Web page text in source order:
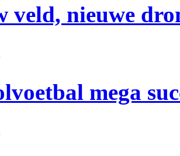
veld, nieuwe
mega